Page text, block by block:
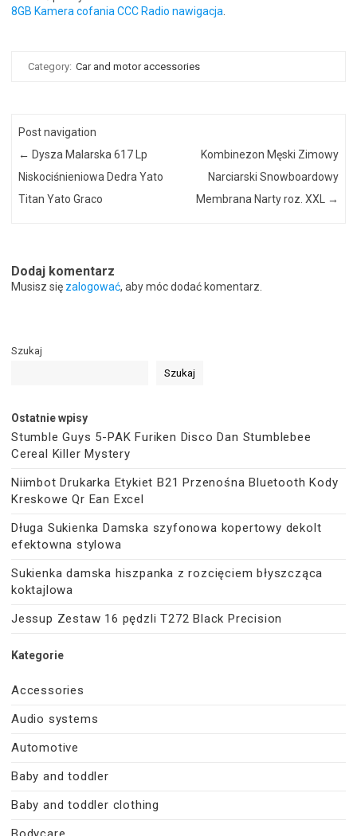
8GB Kamera cofania CCC Radio nawigacja
Category: Car and motor accessories
Post navigation
← Dysza Malarska 617 Lp
Niskociśnieniowa Dedra Yato
Titan Yato Graco
Kombinezon Męski Zimowy
Narciarski Snowboardowy
Membrana Narty roz. XXL →
Dodaj komentarz
Musisz się zalogować, aby móc dodać komentarz.
Szukaj
Szukaj
Ostatnie wpisy
Stumble Guys 5-PAK Furiken Disco Dan Stumblebee
Cereal Killer Mystery
Niimbot Drukarka Etykiet B21 Przenośna Bluetooth Kody
Kreskowe Qr Ean Excel
Długa Sukienka Damska szyfonowa kopertowy dekolt
efektowna stylowa
Sukienka damska hiszpanka z rozcięciem błyszcząca
koktajlowa
Jessup Zestaw 16 pędzli T272 Black Precision
Kategorie
Accessories
Audio systems
Automotive
Baby and toddler
Baby and toddler clothing